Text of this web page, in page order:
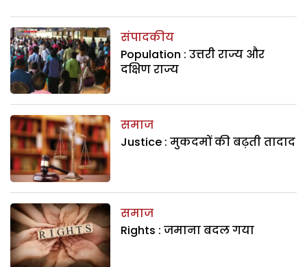
संपादकीय
Population : उत्तरी राज्य और
दक्षिण राज्य
समाज
Justice : मुकदमों की बढ़ती तादाद
समाज
Rights : जमाना बदल गया